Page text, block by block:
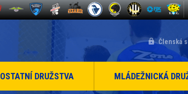
Členská
OSTATNÍ DRUŽSTVA MLÁDEŽNICKÁ